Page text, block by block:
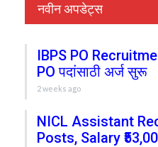
नवीन अपडेट्स
IBPS PO
PO पदांसाठी अर्ज सुरू
2 weeks ago
NICL Assistant
Posts, Salary